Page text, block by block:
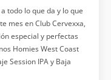
todo lo que da y lo que
mes en Club Cervexxa,
especial y perfectas
Homies West Coast
Session IPA y Baja